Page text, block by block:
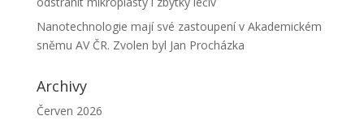
Nanotechnologie mají své zastoupení v Akademickém
sněmu AV ČR. Zvolen byl Jan Procházka
Archivy
Červen 2026